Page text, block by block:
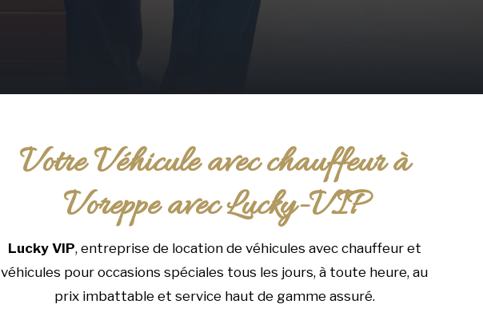
Votre Véhicule avec chauffeur à
Voreppe avec Lucky-VIP
Lucky VIP, entreprise de location de véhicules avec chauffeur et
véhicules pour occasions spéciales tous les jours, à toute heure, au
prix imbattable et service haut de gamme assuré.